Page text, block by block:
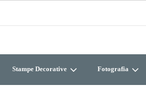
Stampe Decorative Fotografia